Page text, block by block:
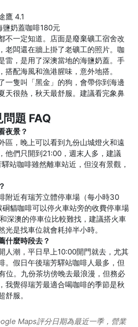
鷹 4.1
鹽奶蓋咖啡180元
不一定知道。店面是廢棄礦工宿舍改
老闆還在牆上掛了老礦工的照片。咖
雷，是用了深澳當地的海鹽奶蓋。手
搭配海風和漁港腥味，意外地搭。
一隻叫「黑金」的狗，會帶你到海邊
天很熱，秋天最舒服。建議看完象鼻
題 FAQ
夜景？
區，晚上可以看到九份山城燈火和遠
他們只開到21:00，週末人多，建議
站咖啡雖然離車站近，但沒有景觀，
附近有瑞芳立體停車場（每小時30
貓咖啡可以停火車站旁的收費停車場
深澳的停車位比較難找，建議搭火車
是找車位就會耗掉半小時。
什麼時段去？
人潮，平日早上10:00開門就去，尤其
。假日午後瑞芳驛站咖啡人最多，但
位。九份茶坊傍晚去最浪漫，但務必
我覺得瑞芳最適合喝咖啡的季節是秋
服。
Maps評分日期為最近一季，營業